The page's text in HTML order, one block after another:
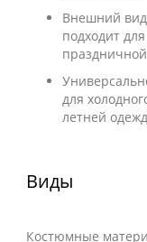
Внешний вид
подходит
для
летней
Виды
Костюмные